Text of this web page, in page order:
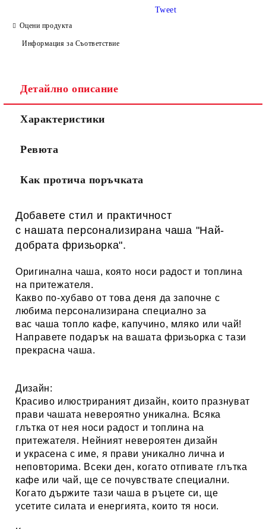
Оцени продукта
Информация за Съответствие
Tweet
Детайлно описание
Характеристики
Ревюта
Как протича поръчката
Добавете стил и практичност
с нашата персонализирана чаша "Най-
добрата фризьорка".
Оригинална чаша, която носи радост и топлина
на притежателя.
Какво по-хубаво от това деня да започне с
любима персонализирана специално за
вас чаша топло кафе, капучино, мляко или чай!
Направете подарък на вашата фризьорка с тази
прекрасна чаша.
Дизайн:
Красиво илюстрираният дизайн, които празнуват
прави чашата невероятно уникална. Всяка
глътка от нея носи радост и топлина на
притежателя. Нейният невероятен дизайн
и украсена с име, я прави уникално лична и
неповторима. Всеки ден, когато отпивате глътка
кафе или чай, ще се почувствате специални.
Когато държите тази чаша в ръцете си, ще
усетите силата и енергията, които тя носи.